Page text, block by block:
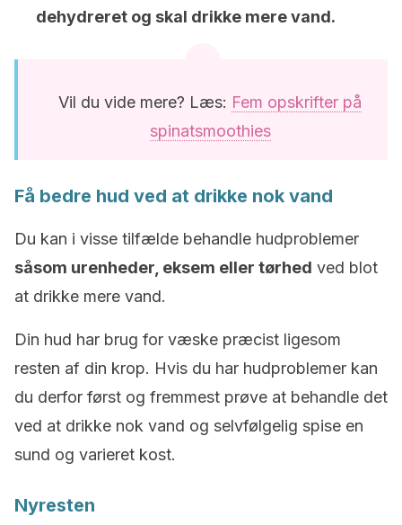
dehydreret og skal drikke mere vand.
Vil du vide mere? Læs: Fem opskrifter på
spinatsmoothies
Få bedre hud ved at drikke nok vand
Du kan i visse tilfælde behandle hudproblemer
såsom urenheder, eksem eller tørhed ved blot
at drikke mere vand.
Din hud har brug for væske præcist ligesom
resten af din krop. Hvis du har hudproblemer kan
du derfor først og fremmest prøve at behandle det
ved at drikke nok vand og selvfølgelig spise en
sund og varieret kost.
Nyresten